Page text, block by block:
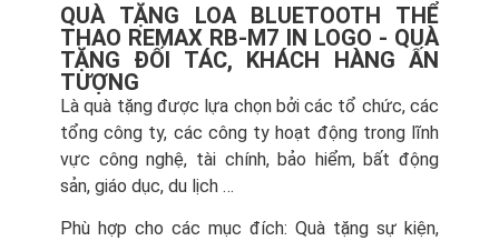
QUÀ TẶNG LOA BLUETOOTH THỂ
THAO REMAX RB-M7 IN LOGO - QUÀ
TẶNG ĐỐI TÁC, KHÁCH HÀNG ẤN
TƯỢNG
Là quà tặng được lựa chọn bởi các tổ chức, các
tổng công ty, các công ty hoạt động trong lĩnh
vực công nghệ, tài chính, bảo hiểm, bất động
sản, giáo dục, du lịch …
Phù hợp cho các mục đích: Quà tặng sự kiện,